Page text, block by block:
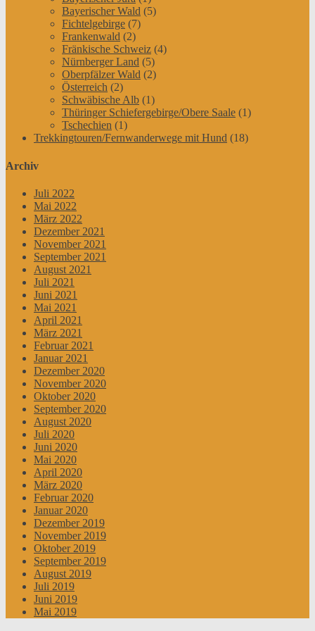
Bayerischer Wald (5)
Fichtelgebirge (7)
Frankenwald (2)
Fränkische Schweiz (4)
Nürnberger Land (5)
Oberpfälzer Wald (2)
Österreich (2)
Schwäbische Alb (1)
Thüringer Schiefergebirge/Obere Saale (1)
Tschechien (1)
Trekkingtouren/Fernwanderwege mit Hund (18)
Archiv
Juli 2022
Mai 2022
März 2022
Dezember 2021
November 2021
September 2021
August 2021
Juli 2021
Juni 2021
Mai 2021
April 2021
März 2021
Februar 2021
Januar 2021
Dezember 2020
November 2020
Oktober 2020
September 2020
August 2020
Juli 2020
Juni 2020
Mai 2020
April 2020
März 2020
Februar 2020
Januar 2020
Dezember 2019
November 2019
Oktober 2019
September 2019
August 2019
Juli 2019
Juni 2019
Mai 2019